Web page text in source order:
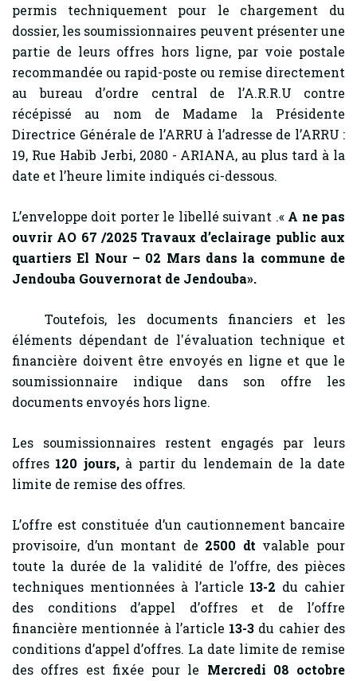
permis techniquement pour le chargement du
dossier, les soumissionnaires peuvent présenter une
partie de leurs offres hors ligne, par voie postale
recommandée ou rapid-poste ou remise directement
au bureau d’ordre central de l’A.R.R.U contre
récépissé au nom de Madame la Présidente
Directrice Générale de l’ARRU à l’adresse de l’ARRU :
19, Rue Habib Jerbi, 2080 - ARIANA, au plus tard à la
date et l’heure limite indiqués ci-dessous.
L’enveloppe doit porter le libellé suivant .« A ne pas
ouvrir AO 67 /2025Travaux d’eclairage public aux
quartiers El Nour – 02 Mars dans la commune de
Jendouba Gouvernorat de Jendouba».
Toutefois, les documents financiers et les
éléments dépendant de l'évaluation technique et
financière doivent être envoyés en ligne et que le
soumissionnaire indique dans son offre les
documents envoyés hors ligne.
Les soumissionnaires restent engagés par leurs
offres 120 jours,à partir du lendemain de la date
limite de remise des offres.
L’offre est constituée d’un cautionnement bancaire
provisoire, d’un montant de 2500 dt valable pour
toute la durée de la validité de l’offre, des pièces
techniques mentionnées à l’article 13-2 du cahier
des conditions d’appel d’offres et de l’offre
financière mentionnée à l’article 13-3 du cahier des
conditions d’appel d’offres. La date limite de remise
des offres est fixée pour le Mercredi 08 octobre